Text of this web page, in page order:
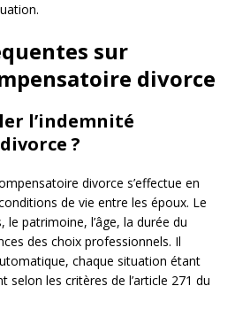
sur
divorce
l’indemnité
?
divorce s’effectue en
de vie entre les époux. Le
le patrimoine, l’âge, la durée du
des choix professionnels. Il
chaque situation étant
selon les critères de l’article 271 du